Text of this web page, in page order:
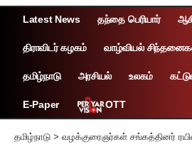
Latest News தந்தை பெரியார்
திராவிடர் கழகம் வாழ்வியல்
தமிழ்நாடு அரசியல் உலகம்
E-Paper OTT
தமிழ்நாடு > வழக்குரைஞர்கள் சங்கத்தினர்